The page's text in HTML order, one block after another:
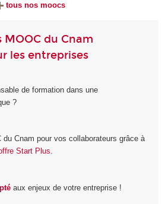
tous nos moocs
du Cnam
les entreprises
de formation dans une
?
du Cnam pour vos collaborateurs grâce à
Start Plus.
aux enjeux de votre entreprise !